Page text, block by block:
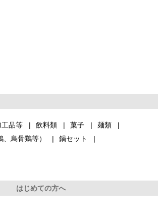
工品等 飲料類 菓子
麺類
、烏骨鶏等）
鍋セット
はじめての方へ